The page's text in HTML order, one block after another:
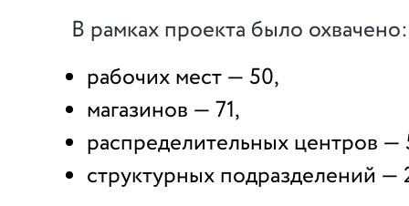
В рамках проекта было охвачено:
рабочих мест — 50,
магазинов — 71,
распределительных центров —
структурных подразделений —